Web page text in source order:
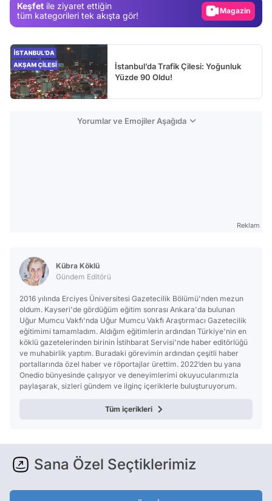
Keşfet ile ziyaret ettiğin
tüm kategorileri tek akışta gör!
Magazin
İstanbul’da Trafik Çilesi: Yoğunluk
Yüzde 90 Oldu!
Yorumlar ve Emojiler Aşağıda
Reklam
Kübra Köklü
Gündem Editörü
2016 yılında Erciyes Üniversitesi Gazetecilik Bölümü'nden mezun
oldum. Kayseri'de gördüğüm eğitim sonrası Ankara'da bulunan
Uğur Mumcu Vakfı'nda Uğur Mumcu Vakfı Araştırmacı Gazetecilik
eğitimimi tamamladım. Aldığım eğitimlerin ardından Türkiye'nin en
köklü gazetelerinden birinin İstihbarat Servisi'nde haber editörlüğü
ve muhabirlik yaptım. Buradaki görevimin ardından çeşitli haber
portallarında özel haber ve röportajlar ürettim. 2022’den bu yana
Onedio bünyesinde çalışıyor ve deneyimlerimi okuyucularımızla
paylaşarak, sizleri gündem ve ilginç içeriklerle buluşturuyorum.
Tüm içerikleri
Sana Özel Seçtiklerimiz